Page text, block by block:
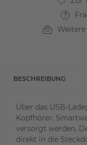
BESCHREIBUNG
Über das USB-
Kopfhörer,
versorgt werden.
direkt in die